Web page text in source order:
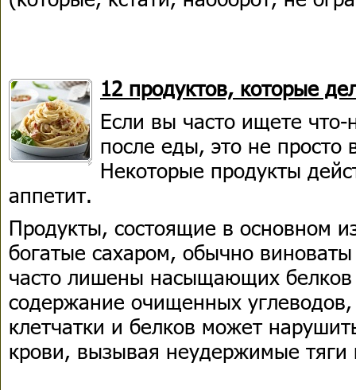
12 продуктов, которые
Если вы часто ищете что-
после еды, это не
Некоторые продукты
аппетит.
Продукты, состоящие в основном
богатые сахаром, обычно
часто лишены насыщающих белков
содержание очищенных
клетчатки и белков может
крови, вызывая неудержимые тяги